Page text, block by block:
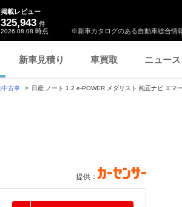
※新車カタログのある自動車総合情
掲載レビュー
325,943 件
2026.08.08 時点
新車見積り 車買取 ニュース
中古車 日産 ノート 1.2 e-POWER メダリスト 純正ナビ エマ
提供：